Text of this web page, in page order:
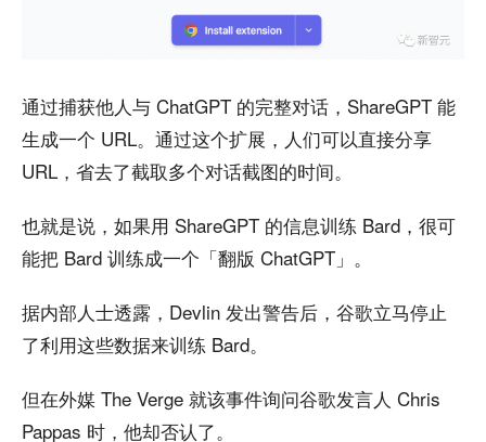
通过捕获他人与 ChatGPT 的完整对话，ShareGPT 能
生成一个 URL。通过这个扩展，人们可以直接分享
URL，省去了截取多个对话截图的时间。
也就是说，如果用 ShareGPT 的信息训练 Bard，很可
能把 Bard 训练成一个「翻版 ChatGPT」。
据内部人士透露，Devlin 发出警告后，谷歌立马停止
了利用这些数据来训练 Bard。
但在外媒 The Verge 就该事件询问谷歌发言人 Chris
Pappas 时，他却否认了。